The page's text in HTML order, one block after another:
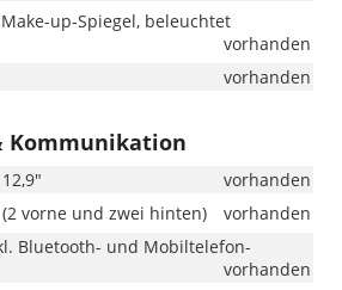
up-Spiegel, beleuchtet
vorhanden
vorhanden
vorhanden
(2 vorne und zwei hinten)
vorhanden
Bluetooth- und Mobiltelefon-
vorhanden